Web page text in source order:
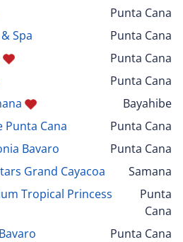
Punta Cana
Spa
Punta Cana
Punta Cana
Punta Cana
Bayahibe
Punta Cana
Punta Cana
Bavaro
Punta Cana
Grand Cayacoa
Samana
Tropical Princess
Punta
Cana
Punta Cana